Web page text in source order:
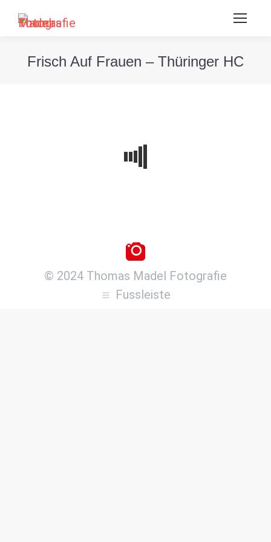
Frisch Auf Frauen – Thüringer HC
© 2024 Thomas Madel Fotografie
Fussleiste